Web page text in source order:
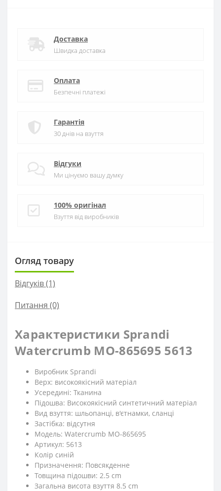
Доставка
Швидка доставка
Оплата
Безпечні платежі
Гарантія
30 днів на взуття
Відгуки
Ми цінуємо вашу думку
100% оригінал
Взуття від виробників
Огляд товару
Відгуків (1)
Питання (0)
Характеристики Sprandi
Watercrumb MO-865695 5613
Виробник Sprandi
Верх: високоякісний матеріал
Усередині: Тканина
Підошва: Високоякісний синтетичний матеріал
Вид взуття: шльопанці, в'єтнамки, сланці
Застібка: відсутня
Модель: Watercrumb MO-865695
Артикул: 5613
Колір синій
Призначення: Повсякденне
Товщина підошви: 2.5 cm
Загальна висота взуття 8.5 cm